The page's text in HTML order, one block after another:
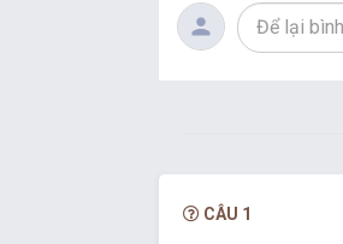
CÂU 1